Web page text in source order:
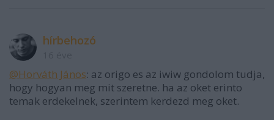
hírbehozó
@Horváth János: az origo es az iwiw gondolom tudja,
hogy hogyan meg mit szeretne. ha az oket erinto
temak erdekelnek, szerintem kerdezd meg oket.